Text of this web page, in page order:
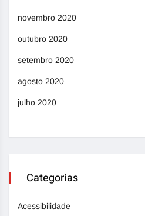
novembro 2020
outubro 2020
setembro 2020
agosto 2020
julho 2020
Categorias
Acessibilidade